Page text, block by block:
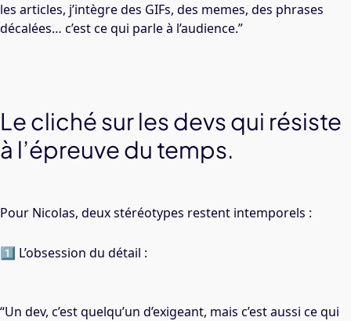
les articles, j’intègre des GIFs, des memes, des phrases
décalées… c’est ce qui parle à l’audience.”
Le cliché sur les devs qui résiste
à l’épreuve du temps.
Pour Nicolas, deux stéréotypes restent intemporels :
1️⃣ L’obsession du détail :
“Un dev, c’est quelqu’un d’exigeant, mais c’est aussi ce qui